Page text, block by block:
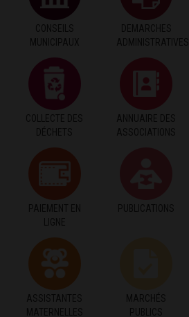
CONSEILS
MUNICIPAUX
DEMARCHES
ADMINISTRATIVES
COLLECTE DES
DÉCHETS
ANNUAIRE DES
ASSOCIATIONS
PAIEMENT EN
LIGNE
PUBLICATIONS
ASSISTANTES
MATERNELLES
MARCHÉS
PUBLICS